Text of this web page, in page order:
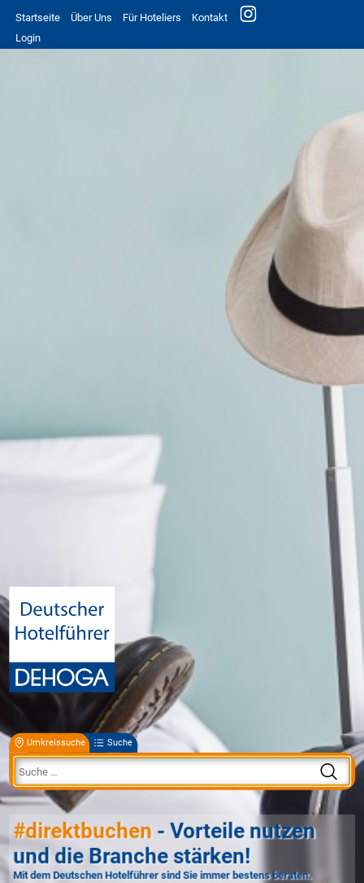
Startseite Über Uns Für Hoteliers
Kontakt
Login
Umkreissuche Suche
#direktbuchen - Vorteile nutzen
und die Branche stärken!
Mit dem Deutschen Hotelführer sind Sie immer bestens beraten.